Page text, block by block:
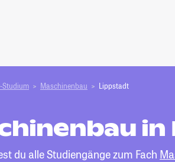
Studium Maschinenbau Lippstadt
du alle Studiengänge zum Fach